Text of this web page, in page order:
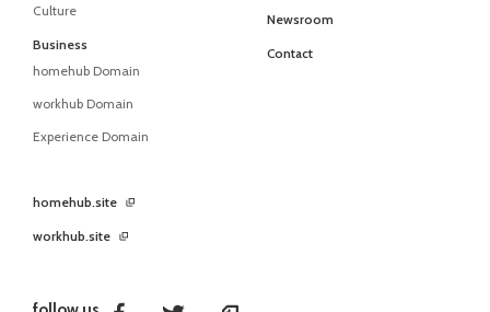
Culture
Business
homehub Domain
workhub Domain
Experience Domain
Newsroom
Contact
homehub.site
workhub.site